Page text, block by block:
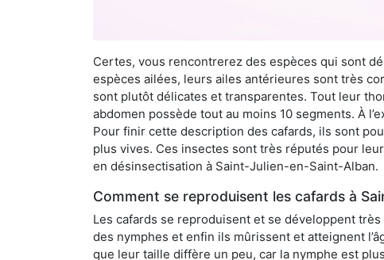
Certes, vous rencontrerez des espèces qui sont
espèces ailées, leurs ailes antérieures sont très
sont plutôt délicates et transparentes. Tout leur
abdomen possède tout au moins 10 segments. À
Pour finir cette description des cafards, ils sont
plus vives. Ces insectes sont très réputés pour
en désinsectisation à Saint-Julien-en-Saint-Alban.
Comment se reproduisent les cafards à
Les cafards se reproduisent et se développent
des nymphes et enfin ils mûrissent et atteignent
que leur taille diffère un peu, car la nymphe est